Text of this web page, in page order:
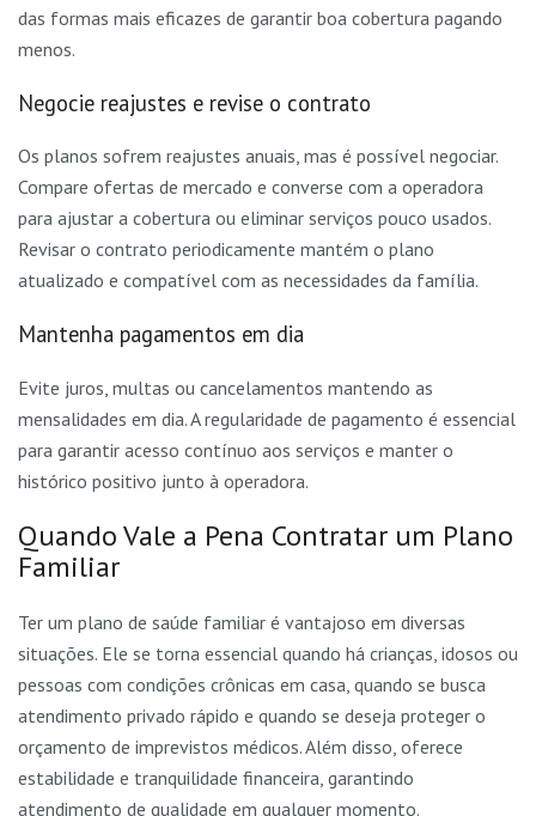
das formas mais eficazes de garantir boa cobertura pagando
menos.
Negocie reajustes e revise o contrato
Os planos sofrem reajustes anuais, mas é possível negociar.
Compare ofertas de mercado e converse com a operadora
para ajustar a cobertura ou eliminar serviços pouco usados.
Revisar o contrato periodicamente mantém o plano
atualizado e compatível com as necessidades da família.
Mantenha pagamentos em dia
Evite juros, multas ou cancelamentos mantendo as
mensalidades em dia. A regularidade de pagamento é essencial
para garantir acesso contínuo aos serviços e manter o
histórico positivo junto à operadora.
Quando Vale a Pena Contratar um Plano
Familiar
Ter um plano de saúde familiar é vantajoso em diversas
situações. Ele se torna essencial quando há crianças, idosos ou
pessoas com condições crônicas em casa, quando se busca
atendimento privado rápido e quando se deseja proteger o
orçamento de imprevistos médicos. Além disso, oferece
estabilidade e tranquilidade financeira, garantindo
atendimento de qualidade em qualquer momento.